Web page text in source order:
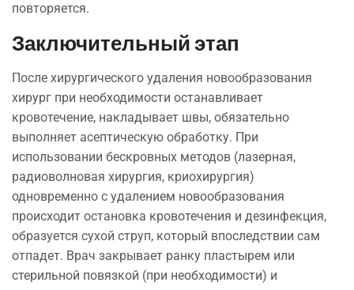
повторяется.
Заключительный этап
После хирургического удаления новообразования
хирург при необходимости останавливает
кровотечение, накладывает швы, обязательно
выполняет асептическую обработку. При
использовании бескровных методов (лазерная,
радиоволновая хирургия, криохирургия)
одновременно с удалением новообразования
происходит остановка кровотечения и дезинфекция,
образуется сухой струп, который впоследствии сам
отпадет. Врач закрывает ранку пластырем или
стерильной повязкой (при необходимости) и